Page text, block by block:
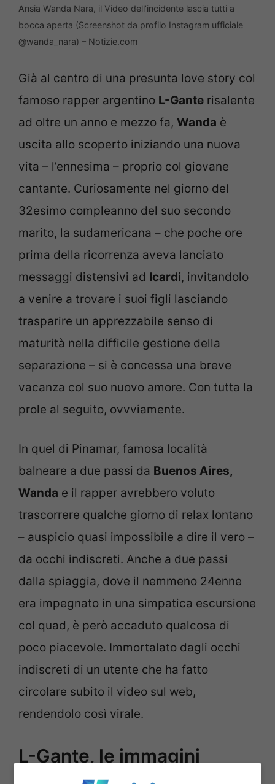
Ansia Wanda Nara, il Video dell’incidente lascia tutti a
bocca aperta (Screenshot da profilo Instagram ufficiale
@wanda_nara) – Notizie.com
Già al centro di una presunta love story col
famoso rapper argentino L-Gante risalente
ad oltre un anno e mezzo fa, Wanda è
uscita allo scoperto iniziando una nuova
vita – l’ennesima – proprio col giovane
cantante. Curiosamente nel giorno del
32esimo compleanno del suo secondo
marito, la sudamericana – che poche ore
prima della ricorrenza aveva lanciato
messaggi distensivi ad Icardi, invitandolo
a venire a trovare i suoi figli lasciando
trasparire un apprezzabile senso di
maturità nella difficile gestione della
separazione – si è concessa una breve
vacanza col suo nuovo amore. Con tutta la
prole al seguito, ovvviamente.
In quel di Pinamar, famosa località
balneare a due passi da Buenos Aires,
Wanda e il rapper avrebbero voluto
trascorrere qualche giorno di relax lontano
– auspicio quasi impossibile a dire il vero –
da occhi indiscreti. Anche a due passi
dalla spiaggia, dove il nemmeno 24enne
era impegnato in una simpatica escursione
col quad, è però accaduto qualcosa di
poco piacevole. Immortalato dagli occhi
indiscreti di un utente che ha fatto
circolare subito il video sul web,
rendendolo così virale.
L-Gante, le immagini